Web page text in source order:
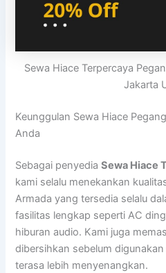
Sewa Hiace Terpercaya
Jakarta
Keunggulan Sewa Hiace
Anda
Sebagai penyediaSewa Hiace
kami selalu menekankan
Armada yang tersedia selalu
fasilitas lengkap seperti AC
hiburan audio. Kami juga
dibersihkan sebelum
terasa lebih menyenangkan.